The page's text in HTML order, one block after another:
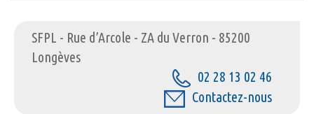
SFPL - Rue d’Arcole - ZA du Verron - 85200
Longèves
02 28 13 02 46
Contactez-nous